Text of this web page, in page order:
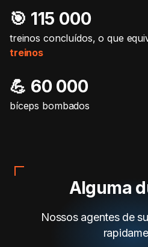
🎯️ 115 000
treinos concluídos, o que
treinos
💪 60 000
bíceps bombados
Alguma
Nossos agentes de